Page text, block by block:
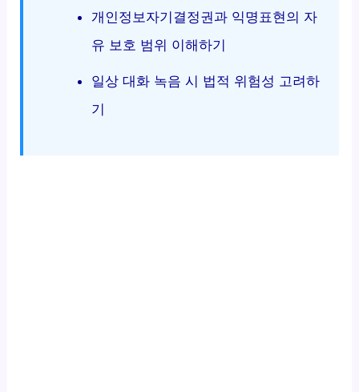
개인정보자기결정권과 익명표현의 자
유 보호 범위 이해하기
일상 대화 녹음 시 법적 위험성 고려하
기